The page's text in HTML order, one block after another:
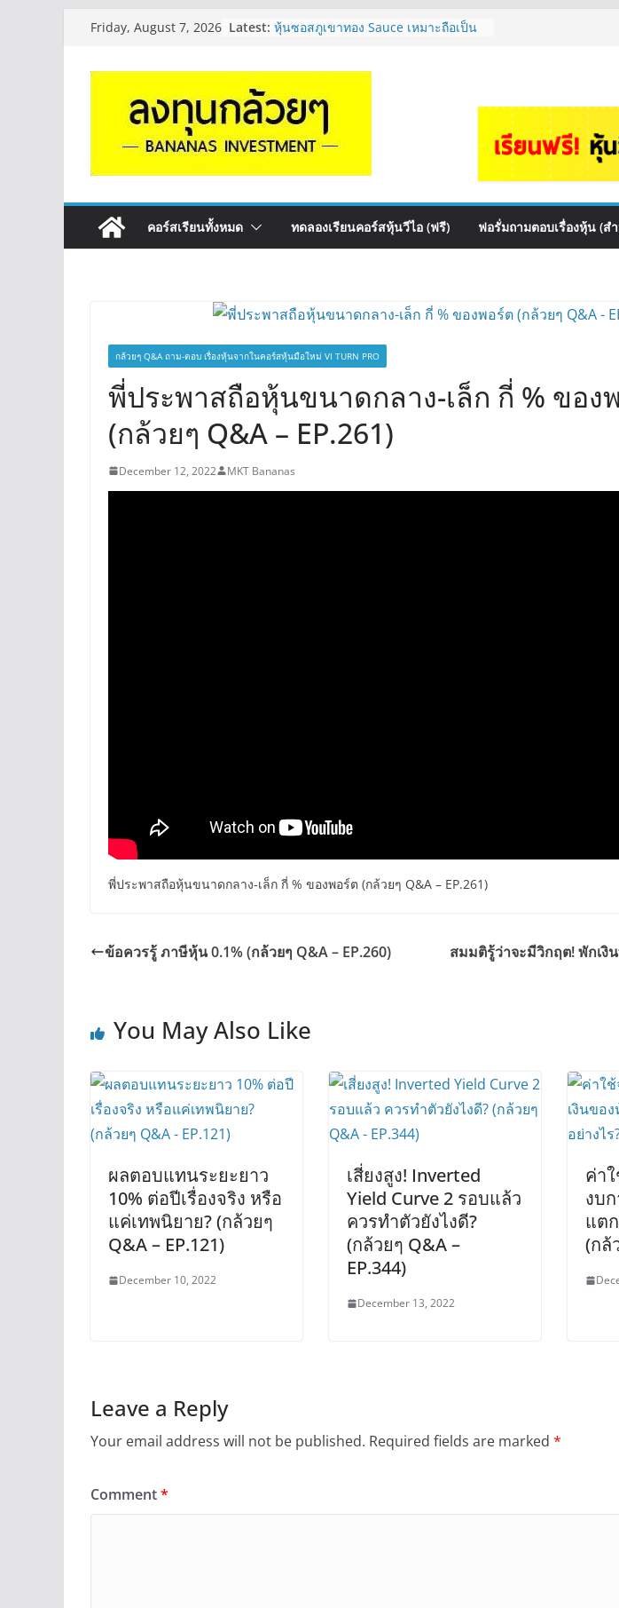
content
Friday, August 7, 2026 Latest: หุ้นซอสภูเขาทอง Sauce เหมาะถือเป็น
รีวิวงบกลุ่ม Bank หุ้นไหนเหมาะถือเอา
“ปันผล” | EP.175
จะเลือกหุ้นแต่ละตัว ต้องดู Short –
Long ของหุ้นตัวนั้นๆไหมคะ? | Q&A
ระยะยาว อุตสาหกรรมไหนดี? | Q&A
กล้วยๆ EP.1163
คอร์สเรียนทั้งหมด ทดลองเรียนคอร์สหุ้นวีไอ (ฟรี) ฟอรั่มถามตอบเรื่องหุ้น (ส
กล้วยๆ Q&A ถาม-ตอบ เรื่องหุ้นจากในคอร์สหุ้นมือใหม่ VI TURN PRO
พี่ประพาสถือหุ้นขนาดกลาง-เล็ก กี่ % ของ
(กล้วยๆ Q&A – EP.261)
December 12, 2022 MKT Bananas
พี่ประพาสถือหุ้นขนาดกลาง-เล็ก กี่ % ของพอร์ต (กล้วยๆ Q&A – EP.261)
ข้อควรรู้ ภาษีหุ้น 0.1% (กล้วยๆ Q&A – EP.260)
สมมติรู้ว่าจะมีวิกฤต! พักเงิ
You May Also Like
ผลตอบแทนระยะยาว
10% ต่อปีเรื่องจริง หรือ
แค่เทพนิยาย? (กล้วยๆ
Q&A – EP.121)
December 10, 2022
เสี่ยงสูง! Inverted
Yield Curve 2 รอบแล้ว
ควรทำตัวยังไงดี?
(กล้วยๆ Q&A –
EP.344)
December 13, 2022
ค่า
งบ
แต
(กล้
Leave a Reply
Your email address will not be published. Required fields are marked *
Comment*